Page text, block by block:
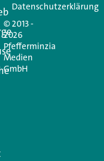
© 2013 -
2026
Pfefferminzia
Medien
GmbH
Datenschutzerklärung